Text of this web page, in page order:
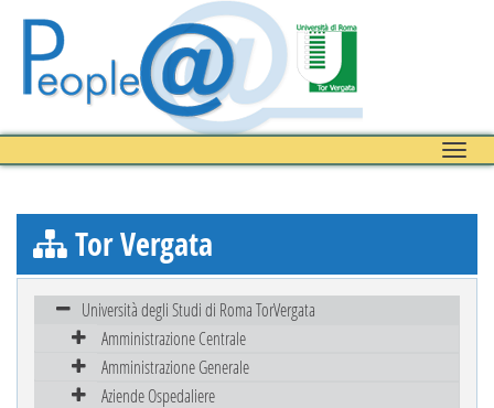
Toggle
Tor Vergata
Università degli Studi di Roma TorVergata
Amministrazione Centrale
Amministrazione Generale
Aziende Ospedaliere